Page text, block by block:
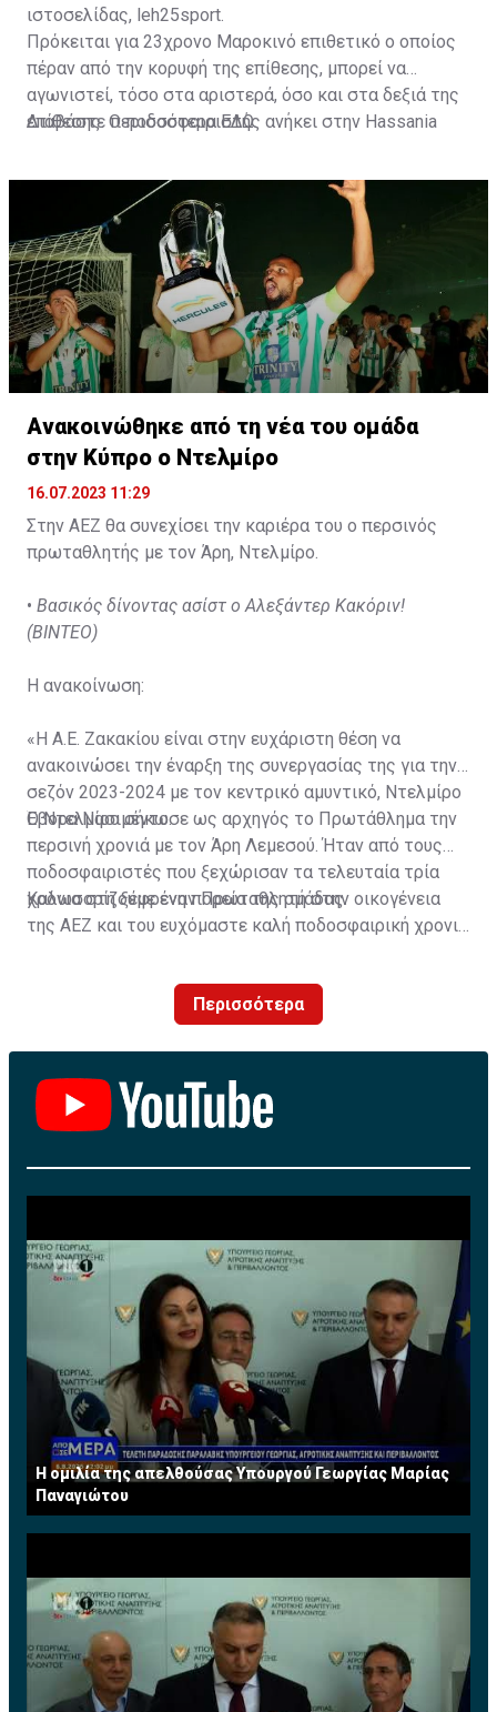
ιστοσελίδας, leh25sport.
Πρόκειται για 23χρονο Μαροκινό επιθετικό ο οποίος
πέραν από την κορυφή της επίθεσης, μπορεί να
αγωνιστεί, τόσο στα αριστερά, όσο και στα δεξιά της
επίθεσης. Ο ποδοσφαιριστής ανήκει στην Hassania
Διαβάστε περισσότεραΕΔΩ.
Ανακοινώθηκε από τη νέα του ομάδα
στην Κύπρο ο Ντελμίρο
16.07.2023 11:29
Στην ΑΕΖ θα συνεχίσει την καριέρα του ο περσινός
πρωταθλητής με τον Άρη, Ντελμίρο.
• Βασικός δίνοντας ασίστ ο Αλεξάντερ Κακόριν!
(ΒΙΝΤΕΟ)
Η ανακοίνωση:
«Η Α.Ε. Ζακακίου είναι στην ευχάριστη θέση να
ανακοινώσει την έναρξη της συνεργασίας της για την
σεζόν 2023-2024 με τον κεντρικό αμυντικό, Ντελμίρο
Έβορα Νασιμέντο.
Ο Ντελμίρο σήκωσε ως αρχηγός το Πρωτάθλημα την
περσινή χρονιά με τον Άρη Λεμεσού. Ήταν από τους
ποδοσφαιριστές που ξεχώρισαν τα τελευταία τρία
χρόνια στη ξέφρενη πορεία της ομάδας.
Καλωσορίζουμε έναν Πρωταθλητή στην οικογένεια
της ΑΕΖ και του ευχόμαστε καλή ποδοσφαιρική χρονιά
Περισσότερα
Η ομιλία της απελθούσας Υπουργού Γεωργίας Μαρίας
Παναγιώτου